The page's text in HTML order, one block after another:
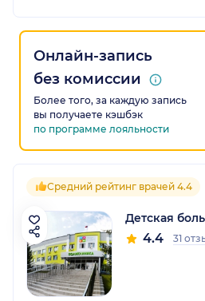
Онлайн-запись
без комиссии
Более того, за каждую запись
вы получаете кэшбэк
по программе лояльности
Средний рейтинг врачей 4.4
Детская
4.4 31